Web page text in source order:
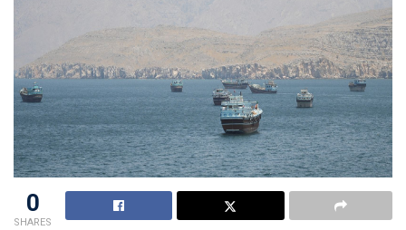
0
SHARES